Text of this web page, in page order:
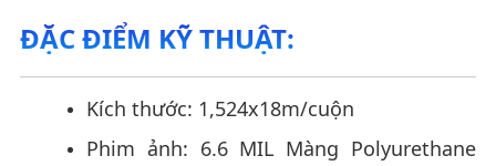
ĐẶC ĐIỂM KỸ THUẬT:
Kích thước: 1,524x18m/cuộn
Phim ảnh: 6.6 MIL Màng Polyurethane